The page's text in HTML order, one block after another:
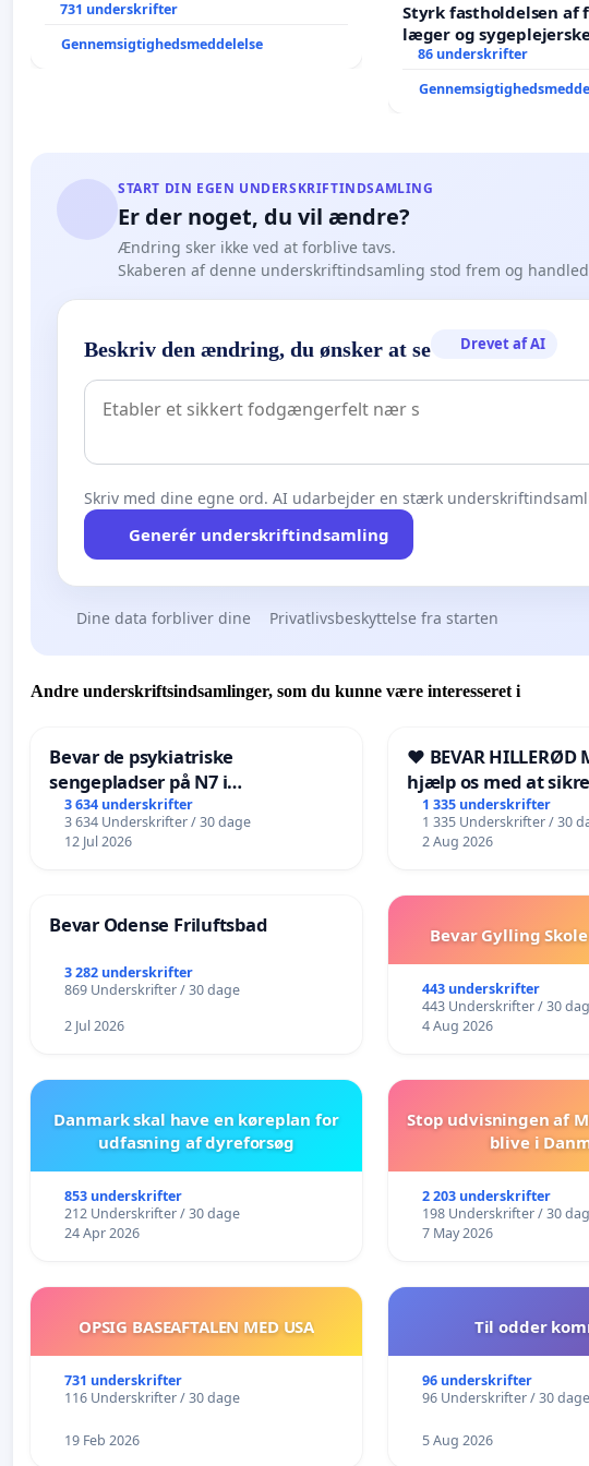
have skrevet adressen forkert). I så fald må du gerne prøve at
#uddpol #Handicapkonvention #CRPD #dkudd #tilpasning
#diskriminationsforbud
731 underskrifter
Gennemsigtighedsmeddelelse
Styrk fastholdelsen af
læger og
86 underskrifter
START DIN EGEN UNDERSKRIFTINDSAMLING
Er der noget, du vil ændre?
Ændring sker ikke ved at forblive tavs.
Skaberen af denne underskriftindsamling stod frem og
Beskriv den ændring, du ønsker at se Drevet af AI
Skriv med dine egne ord. AI udarbejder en stærk
Generér underskriftindsamling
Dine data forbliver dine Privatlivsbeskyttelse fra starten
Andre underskriftsindsamlinger, som du kunne være interesseret i
Bevar de psykiatriske
sengepladser på N7 i
Frederikshavn
3 634 underskrifter
3 634 Underskrifter / 30 dage
12 Jul 2026
❤️ BEVAR HILLERØD
hjælp os med at
fremtid ❤️
1 335 underskrifter
1 335 Underskrifter / 30
2 Aug 2026
Bevar Odense Friluftsbad
3 282 underskrifter
869 Underskrifter / 30 dage
2 Jul 2026
Bevar Gylling Skole
443 underskrifter
443 Underskrifter / 30
4 Aug 2026
Danmark skal have en køreplan for
udfasning af dyreforsøg
853 underskrifter
212 Underskrifter / 30 dage
24 Apr 2026
Stop udvisningen af
blive i
2 203 underskrifter
198 Underskrifter / 30
7 May 2026
OPSIG BASEAFTALEN MED USA
731 underskrifter
116 Underskrifter / 30 dage
19 Feb 2026
Til odder
96 underskrifter
96 Underskrifter / 30 dage
5 Aug 2026